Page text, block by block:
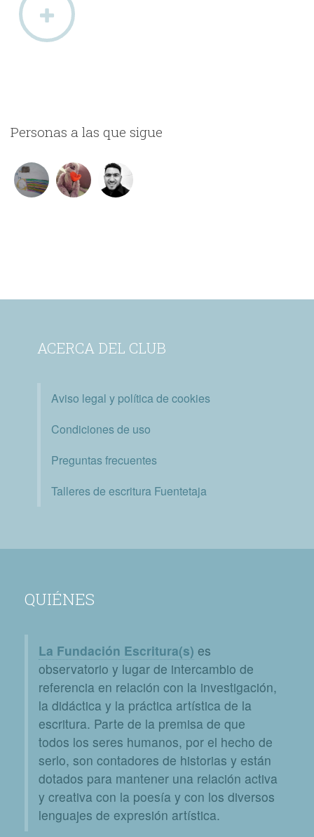
Personas a las que sigue
ACERCA DEL CLUB
Aviso legal y política de cookies
Condiciones de uso
Preguntas frecuentes
Talleres de escritura Fuentetaja
QUIÉNES
La Fundación Escritura(s) es
observatorio y lugar de intercambio de
referencia en relación con la investigación,
la didáctica y la práctica artística de la
escritura. Parte de la premisa de que
todos los seres humanos, por el hecho de
serlo, son contadores de historias y están
dotados para mantener una relación activa
y creativa con la poesía y con los diversos
lenguajes de expresión artística.